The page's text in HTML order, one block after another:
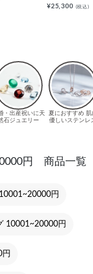
¥25,300 (税込)
円 商品一覧
円
10001~20000円